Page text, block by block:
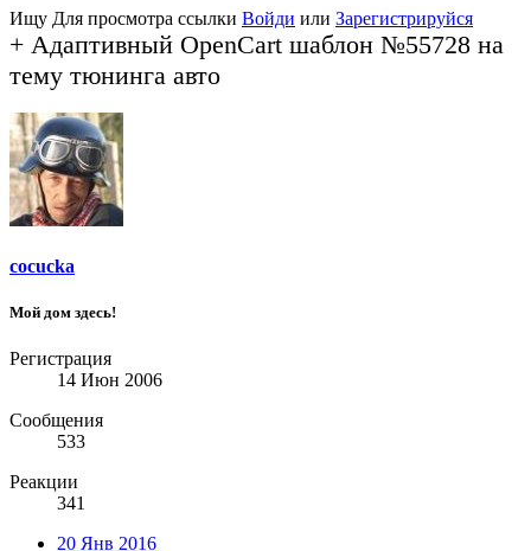
Ищу Для просмотра ссылки Войди или Зарегистрируйся
+ Адаптивный OpenCart шаблон №55728 на
тему тюнинга авто
cocucka
Мой дом здесь!
Регистрация
14 Июн 2006
Сообщения
533
Реакции
341
20 Янв 2016